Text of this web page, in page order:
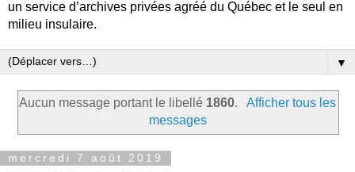
un service d’archives privées agréé du Québec et le seul en
milieu insulaire.
▼
Aucun message portant le libellé 1860.
Afficher tous les
messages
mercredi 7 août 2019